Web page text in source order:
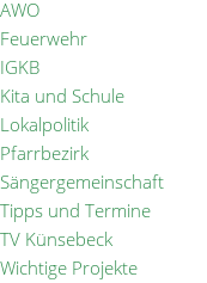
AWO
Feuerwehr
IGKB
Kita und Schule
Lokalpolitik
Pfarrbezirk
Sängergemeinschaft
Tipps und Termine
TV Künsebeck
Wichtige Projekte